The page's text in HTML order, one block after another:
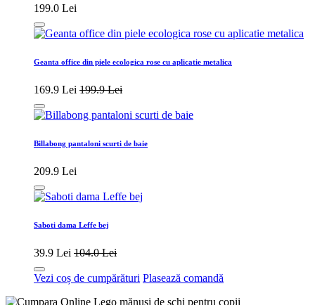
199.0 Lei
Geanta office din piele ecologica rose cu aplicatie metalica
169.9 Lei 199.9 Lei
Billabong pantaloni scurti de baie
209.9 Lei
Saboti dama Leffe bej
39.9 Lei 104.0 Lei
Vezi coș de cumpărături Plasează comandă